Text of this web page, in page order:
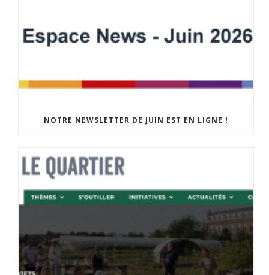
NOTRE NEWSLETTER DE JUIN EST EN LIGNE !